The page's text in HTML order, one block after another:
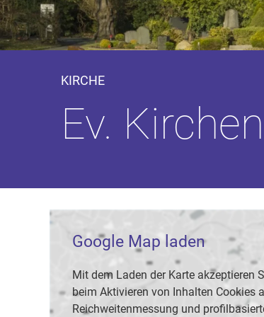
KIRCHE
Ev.
Google Map laden
Mit dem Laden der Karte akzeptieren
beim Aktivieren von Inhalten Cookies
Reichweitenmessung und